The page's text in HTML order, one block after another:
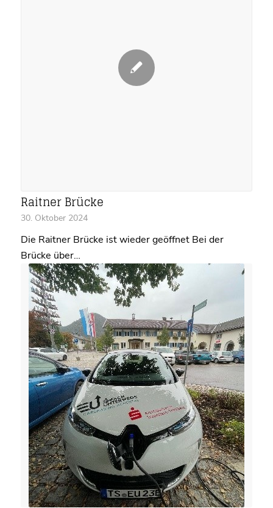
Raitner Brücke
30. Oktober 2024
Die Raitner Brücke ist wieder geöffnet Bei der
Brücke über…